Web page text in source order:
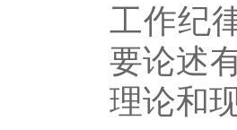
工作纪
要论述
理论和